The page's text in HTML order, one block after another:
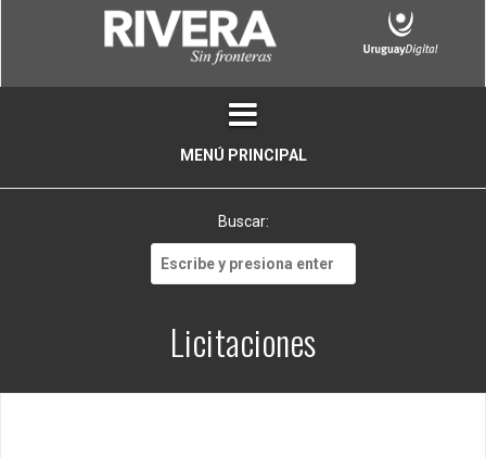
MENÚ PRINCIPAL
Buscar:
Licitaciones